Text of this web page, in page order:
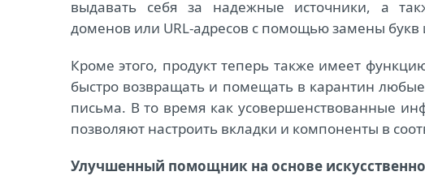
выдавать себя за надежные источники, а
доменов или URL-адресов с помощью замены букв
Кроме этого, продукт теперь также имеет
быстро возвращать и помещать в карантин
письма. В то время как усовершенствованные
позволяют настроить вкладки и компоненты в
Улучшенный помощник на основе